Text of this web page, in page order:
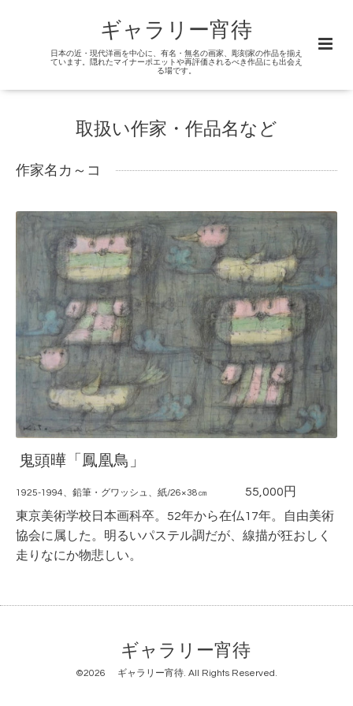
ギャラリー宵待
日本の近・現代洋画を中心に、有名・無名の画家、彫刻家の作品を揃え
ています。隠れたマイナーポエットや再評価されるべき作品にも出会え
る場です。
取扱い作家・作品名など
作家名カ～コ
鬼頭曄「鳳凰鳥」
1925-1994、鉛筆・グワッシュ、紙/26×38㎝ 55 ,000円
東京美術学校日本画科卒。52年から在仏17年。自由美術
協会に属した。明るいパステル調だが、線描が狂おしく
走りなにか物悲しい。
ギャラリー宵待
©2026 ギャラリー宵待. All Rights Reserved.